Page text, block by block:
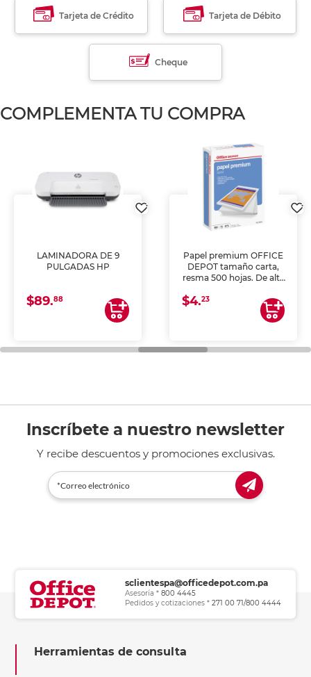
Tarjeta de Crédito Tarjeta de Débito
Cheque
COMPLEMENTA TU COMPRA
LAMINADORA DE 9
PULGADAS HP
$89.88
Papel premium OFFICE
DEPOT tamaño carta,
resma 500 hojas. De alta
uniforme, ideal para
impresoras de inyección
de tinta y láser,
general de oficina.
$4.23
Inscríbete a nuestro newsletter
Y recibe descuentos y promociones exclusivas.
sclientespa@officedepot.com.pa
Asesoría * 800 4445
Pedidos y cotizaciones * 271 00 71/800 4444
Herramientas de consulta